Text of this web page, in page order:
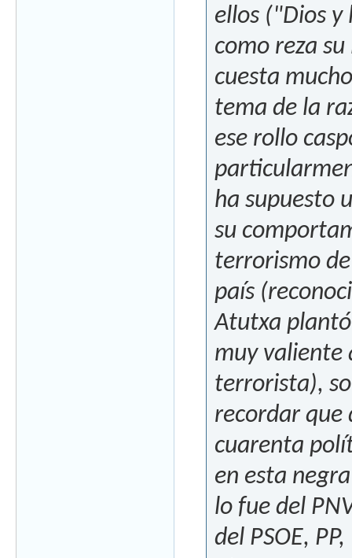
ellos ("Dios y
como reza
cuesta
tema de la
ese rollo
ha supuesto
su
terrorismo
país
Atutxa
muy valiente
terrorista),
recordar que
cuarenta
en esta
lo fue del
del PSOE,